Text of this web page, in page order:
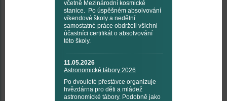
včetně Mezinárodní kosmické
stanice. Po úspěšném absolvování
víkendové školy a nedělní
samostatné práce obdrželi všichni
účastníci certifikát o absolvování
této školy.
11.05.2026
Astronomické tábory 2026
Po dvouleté přestávce organizuje
hvězdárna pro děti a mládež
astronomické tábory. Podobně jako